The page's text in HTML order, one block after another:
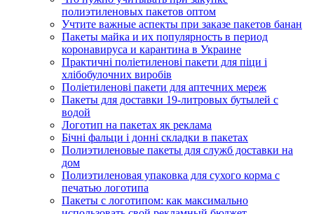
полиэтиленовых пакетов оптом
Учтите важные аспекты при заказе пакетов банан
Пакеты майка и их популярность в период
коронавируса и карантина в Украине
Практичні поліетиленові пакети для піци і
хлібобулочних виробів
Поліетиленові пакети для аптечних мереж
Пакеты для доставки 19-литровых бутылей с
водой
Логотип на пакетах як реклама
Бічні фальци і донні складки в пакетах
Полиэтиленовые пакеты для служб доставки на
дом
Полиэтиленовая упаковка для сухого корма с
печатью логотипа
Пакеты с логотипом: как максимально